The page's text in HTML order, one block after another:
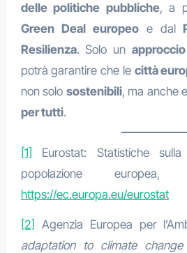
delle politiche pubbliche, a
Green Deal europeoe dal
Resilienza. Solo un
potrà garantire che le città
non solo sostenibili, ma anche
per tutti.
[1]
Eurostat: Statistiche
popolazione europea,
https://ec.europa.eu/eurostat
[2] Agenzia Europea per
adaptation to climate